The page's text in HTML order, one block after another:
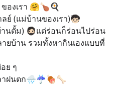
องเรา 🤗🍗🍳
(แม่บ้านของเรา)🧒🏻
ตั้ม) 🧔🏻แต่ร่อนก็ร่อนไปร่อน
บ้าน รวมทั้งหากินเองแบบที่
ย ๆ
ลาฝนตก🌧️☔️🍖🦴